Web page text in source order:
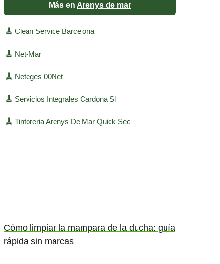
Más en Arenys de mar
🧹 Clean Service Barcelona
🧹 Net-Mar
🧹 Neteges 00Net
🧹 Servicios Integrales Cardona Sl
🧹 Tintoreria Arenys De Mar Quick Sec
Cómo limpiar la mampara de la ducha: guía
rápida sin marcas